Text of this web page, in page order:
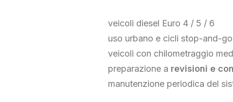
veicoli diesel Euro 4 / 5 / 6
uso urbano e cicli stop-and-go
veicoli con chilometraggio
preparazione a revisioni e
manutenzione periodica del